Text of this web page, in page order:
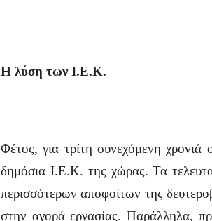
Η λύση των Ι.Ε.Κ.
Φέτος, για τρίτη συνεχόμενη
δημόσια Ι.Ε.Κ. της χώρας. Τα
περισσότερων αποφοίτων της
στην αγορά εργασίας. Παράλληλα,